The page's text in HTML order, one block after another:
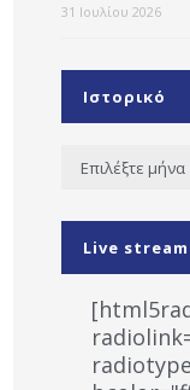
31 Ιουλίου 2026
Ιστορικό
Ιστορικό
Live stream